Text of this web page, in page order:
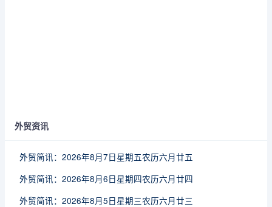
外贸资讯
外贸简讯：2026年8月7日星期五农历六月廿五
外贸简讯：2026年8月6日星期四农历六月廿四
外贸简讯：2026年8月5日星期三农历六月廿三